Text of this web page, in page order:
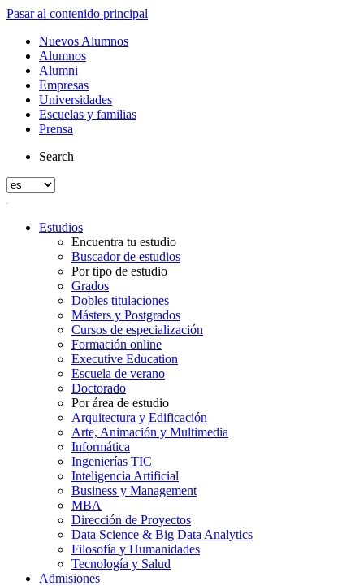
Pasar al contenido principal
Nuevos Alumnos
Alumnos
Alumni
Empresas
Universidades
Escuelas y familias
Prensa
Search
Estudios
Encuentra tu estudio
Buscador de estudios
Por tipo de estudio
Grados
Dobles titulaciones
Másters y Postgrados
Cursos de especialización
Formación online
Executive Education
Escuela de verano
Doctorado
Por área de estudio
Arquitectura y Edificación
Arte, Animación y Multimedia
Informática
Ingenierías TIC
Inteligencia Artificial
Business y Management
MBA
Dirección de Proyectos
Data Science & Big Data Analytics
Filosofía y Humanidades
Tecnología y Salud
Admisiones